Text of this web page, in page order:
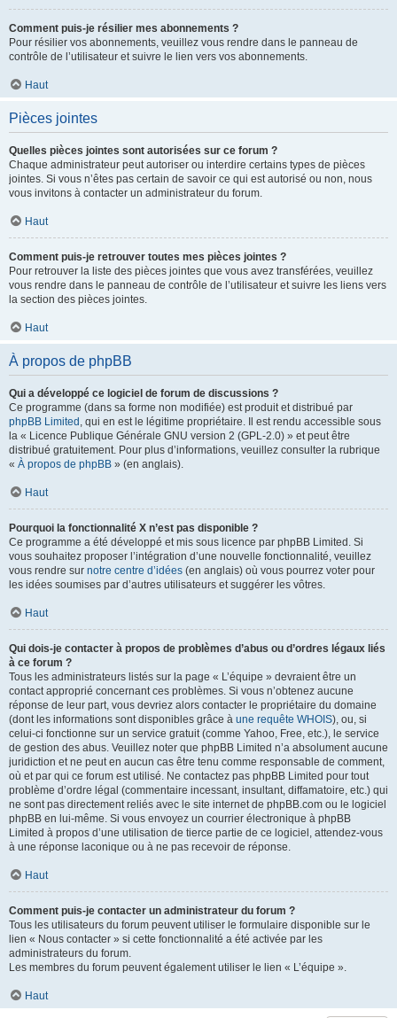
Comment puis-je résilier mes abonnements ?
Pour résilier vos abonnements, veuillez vous rendre dans le panneau de
contrôle de l’utilisateur et suivre le lien vers vos abonnements.
Haut
Pièces jointes
Quelles pièces jointes sont autorisées sur ce forum ?
Chaque administrateur peut autoriser ou interdire certains types de pièces
jointes. Si vous n’êtes pas certain de savoir ce qui est autorisé ou non, nous
vous invitons à contacter un administrateur du forum.
Haut
Comment puis-je retrouver toutes mes pièces jointes ?
Pour retrouver la liste des pièces jointes que vous avez transférées, veuillez
vous rendre dans le panneau de contrôle de l’utilisateur et suivre les liens vers
la section des pièces jointes.
Haut
À propos de phpBB
Qui a développé ce logiciel de forum de discussions ?
Ce programme (dans sa forme non modifiée) est produit et distribué par
phpBB Limited , qui en est le légitime propriétaire. Il est rendu accessible sous
la « Licence Publique Générale GNU version 2 (GPL-2.0) » et peut être
distribué gratuitement. Pour plus d’informations, veuillez consulter la rubrique
« À propos de phpBB » (en anglais).
Haut
Pourquoi la fonctionnalité X n’est pas disponible ?
Ce programme a été développé et mis sous licence par phpBB Limited. Si
vous souhaitez proposer l’intégration d’une nouvelle fonctionnalité, veuillez
vous rendre sur notre centre d’idées (en anglais) où vous pourrez voter pour
les idées soumises par d’autres utilisateurs et suggérer les vôtres.
Haut
Qui dois-je contacter à propos de problèmes d’abus ou d’ordres légaux liés
à ce forum ?
Tous les administrateurs listés sur la page « L’équipe » devraient être un
contact approprié concernant ces problèmes. Si vous n’obtenez aucune
réponse de leur part, vous devriez alors contacter le propriétaire du domaine
(dont les informations sont disponibles grâce à une requête WHOIS), ou, si
celui-ci fonctionne sur un service gratuit (comme Yahoo, Free, etc.), le service
de gestion des abus. Veuillez noter que phpBB Limited n’a absolument aucune
juridiction et ne peut en aucun cas être tenu comme responsable de comment,
où et par qui ce forum est utilisé. Ne contactez pas phpBB Limited pour tout
problème d’ordre légal (commentaire incessant, insultant, diffamatoire, etc.) qui
ne sont pas directement reliés avec le site internet de phpBB.com ou le logiciel
phpBB en lui-même. Si vous envoyez un courrier électronique à phpBB
Limited à propos d’une utilisation de tierce partie de ce logiciel, attendez-vous
à une réponse laconique ou à ne pas recevoir de réponse.
Haut
Comment puis-je contacter un administrateur du forum ?
Tous les utilisateurs du forum peuvent utiliser le formulaire disponible sur le
lien « Nous contacter » si cette fonctionnalité a été activée par les
administrateurs du forum.
Les membres du forum peuvent également utiliser le lien « L’équipe ».
Haut